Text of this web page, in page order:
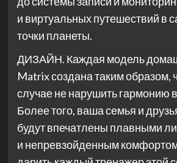
и виртуальных путешествий в
точки планеты.
ДИЗАЙН. Каждая модель
Matrix создана таким образом,
случае не нарушить гармонию
Более того, ваша семья и
будут впечатлены плавными
и непревзойденным